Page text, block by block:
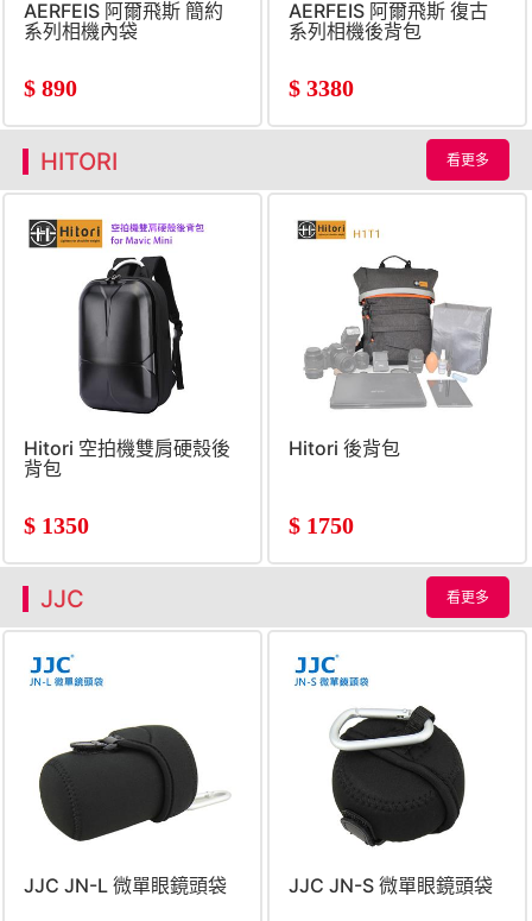
AERFEIS 阿爾飛斯 簡約
系列相機內袋
$ 890
AERFEIS 阿爾飛斯 復古
系列相機後背包
$ 3380
HITORI 看更多
Hitori 空拍機雙肩硬殼後
背包
$ 1350
Hitori 後背包
$ 1750
JJC 看更多
JJC JN-L 微單眼鏡頭袋 JJC JN-S 微單眼鏡頭袋